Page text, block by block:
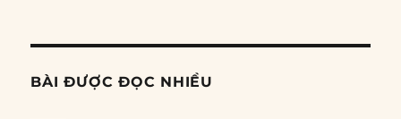
BÀI ĐƯỢC ĐỌC NHIỀU